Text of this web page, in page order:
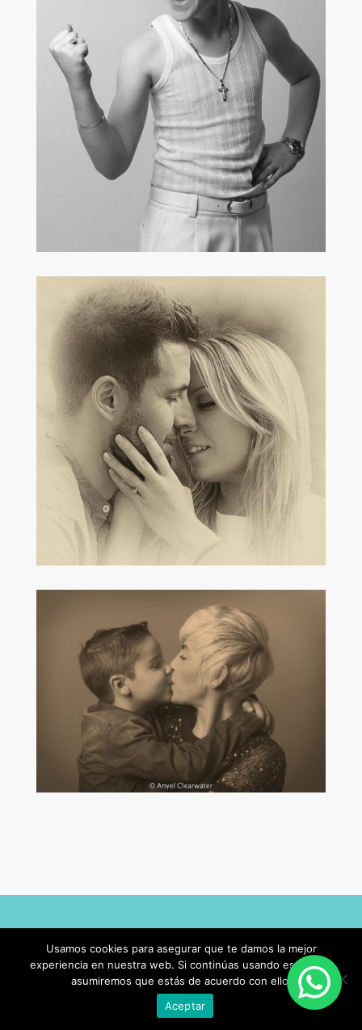
REGALA Y DECORA FOTOGRAFÍA
Usamos cookies para asegurar que te damos la mejor
experiencia en nuestra web. Si continúas usando este sitio,
asumiremos que estás de acuerdo con ello.
Aceptar